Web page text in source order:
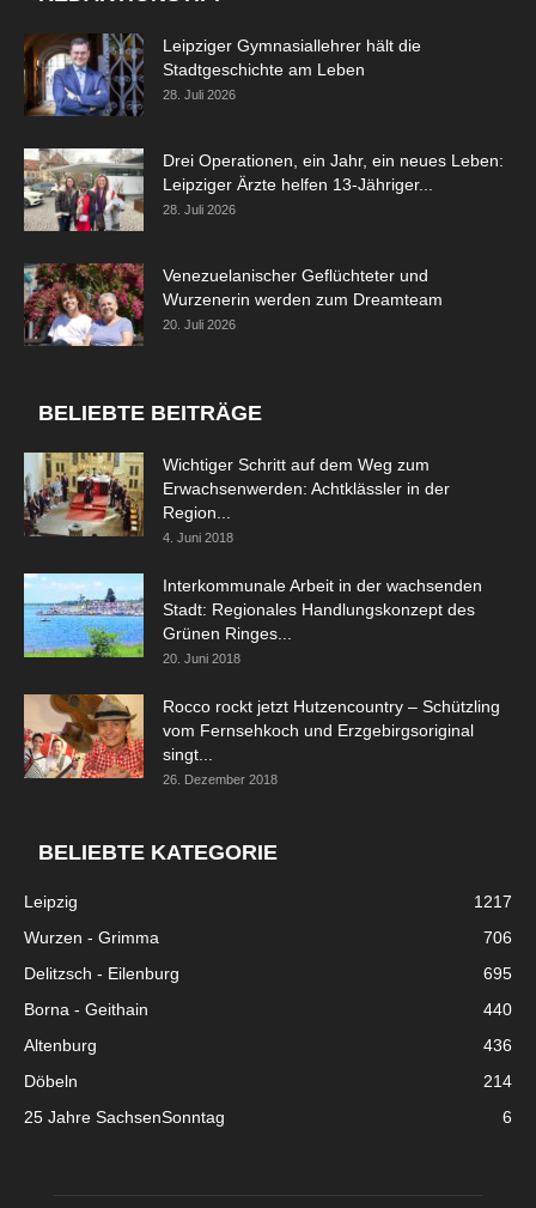
Leipziger Gymnasiallehrer hält die
Stadtgeschichte am Leben
28. Juli 2026
Drei Operationen, ein Jahr, ein neues Leben:
Leipziger Ärzte helfen 13-Jähriger...
28. Juli 2026
Venezuelanischer Geflüchteter und
Wurzenerin werden zum Dreamteam
20. Juli 2026
BELIEBTE BEITRÄGE
Wichtiger Schritt auf dem Weg zum
Erwachsenwerden: Achtklässler in der
Region...
4. Juni 2018
Interkommunale Arbeit in der wachsenden
Stadt: Regionales Handlungskonzept des
Grünen Ringes...
20. Juni 2018
Rocco rockt jetzt Hutzencountry – Schützling
vom Fernsehkoch und Erzgebirgsoriginal
singt...
26. Dezember 2018
BELIEBTE KATEGORIE
Leipzig
1217
Wurzen - Grimma
706
Delitzsch - Eilenburg
695
Borna - Geithain
440
Altenburg
436
Döbeln
214
25 Jahre SachsenSonntag
6